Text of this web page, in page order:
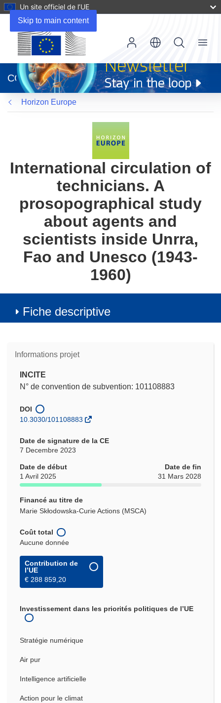
Skip to main content
Un site officiel de l’UE
dans
une
nouvelle
fenêtre)
CORDIS
Menu
Horizon Europe
International circulation of
technicians. A
prosopographical study
about agents and
scientists inside Unrra,
Fao and Unesco (1943-
1960)
Fiche descriptive
Informations projet
INCITE
N° de convention de subvention: 101108883
DOI
10.3030/101108883
Date de signature de la CE
7 Decembre 2023
Date de début
1 Avril 2025
Date de fin
31 Mars 2028
Financé au titre de
Marie Skłodowska-Curie Actions (MSCA)
Coût total
Aucune donnée
Contribution de
l’UE
€ 288 859,20
Investissement dans les priorités politiques de l’UE
Stratégie numérique
Air pur
Intelligence artificielle
Action pour le climat